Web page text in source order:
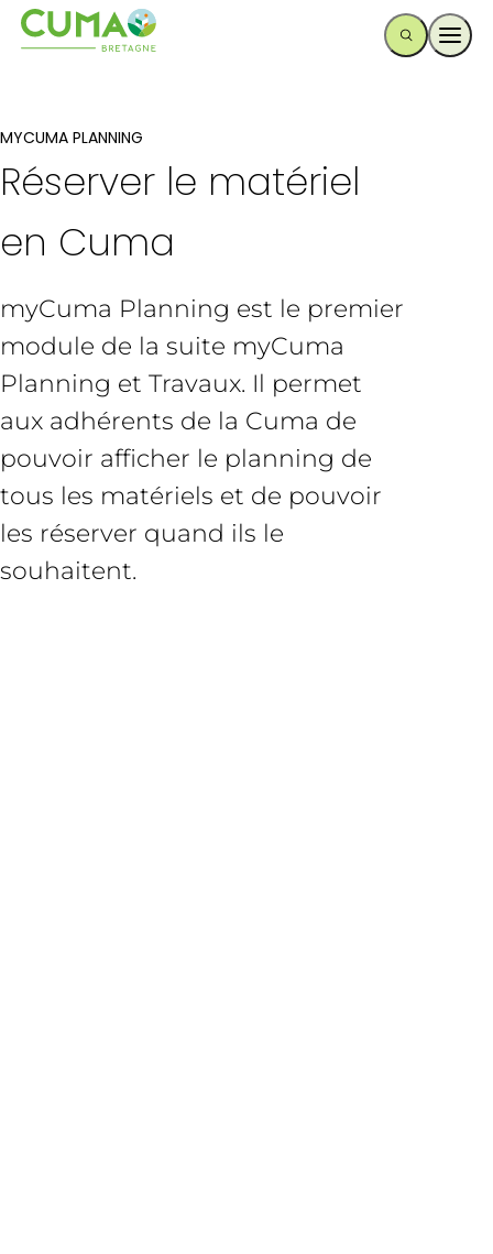
MYCUMA PLANNING
Réserver le matériel
en Cuma
myCuma Planning est le premier
module de la suite myCuma
Planning et Travaux. Il permet
aux adhérents de la Cuma de
pouvoir afficher le planning de
tous les matériels et de pouvoir
les réserver quand ils le
souhaitent.